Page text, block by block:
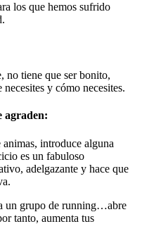
los que hemos sufrido
no tiene que ser bonito,
y cómo necesites.
agraden:
introduce alguna
es un fabuloso
adelgazante y hace que
un grupo de running…abre
tanto, aumenta tus